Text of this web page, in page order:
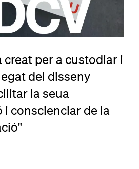
creat per a custodiar i
del disseny
la seua
i conscienciar de la